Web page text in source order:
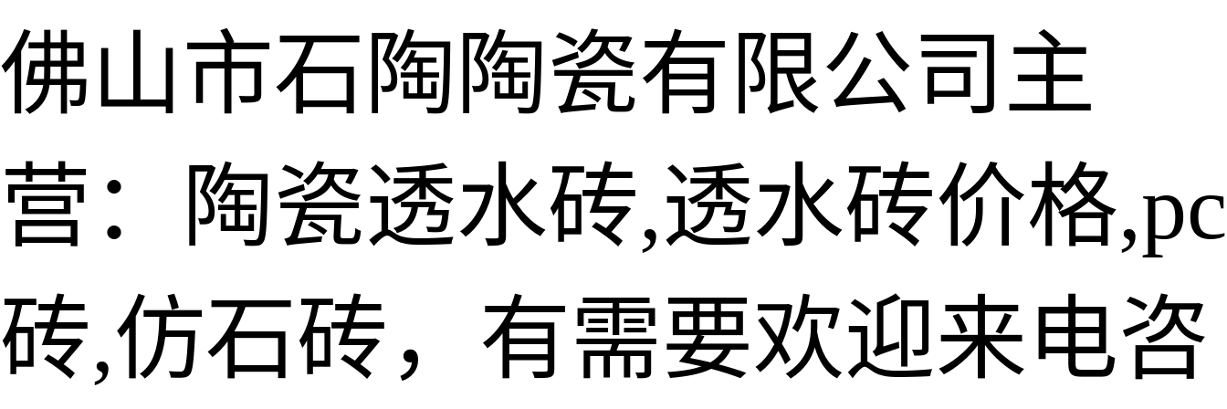
佛山市石陶陶瓷有限公司主
营：陶瓷透水砖,透水砖价格,pc
砖,仿石砖，有需要欢迎来电咨